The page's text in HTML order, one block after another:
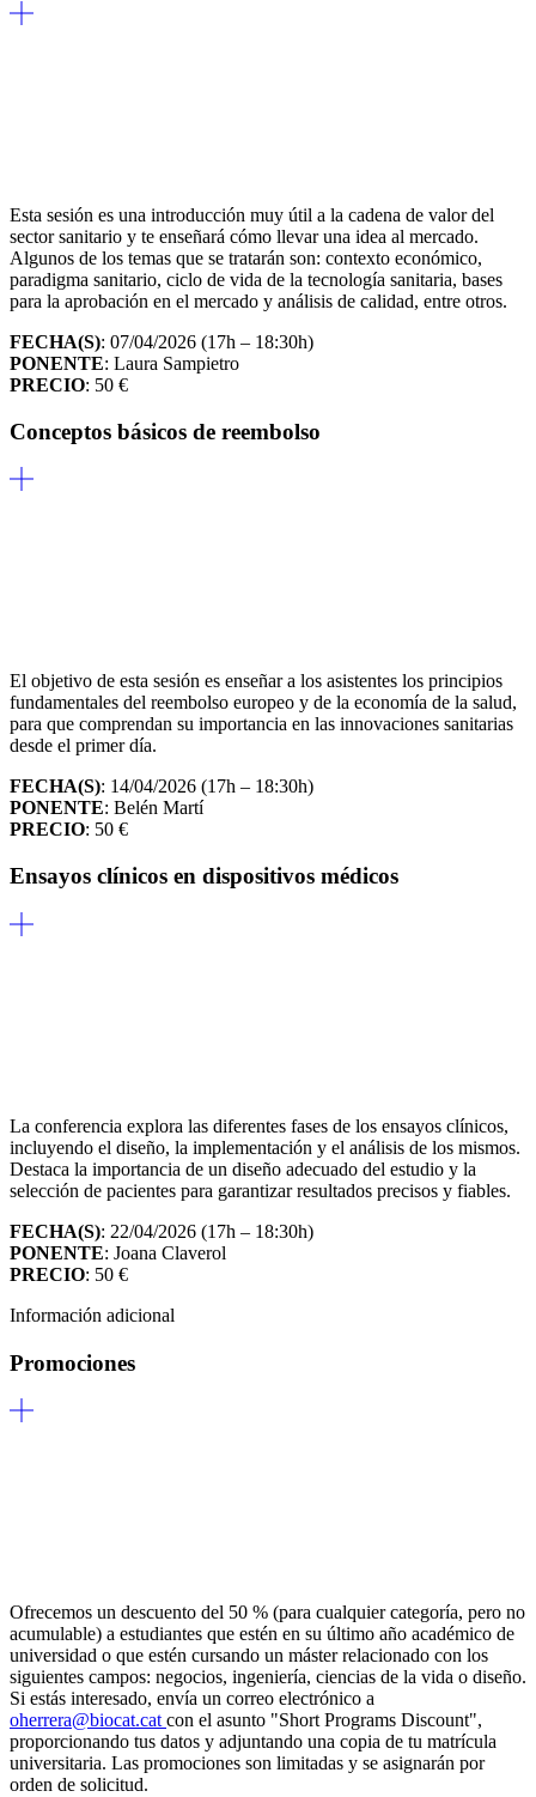
Esta sesión es una introducción muy útil a la cadena de valor del
sector sanitario y te enseñará cómo llevar una idea al mercado.
Algunos de los temas que se tratarán son: contexto económico,
paradigma sanitario, ciclo de vida de la tecnología sanitaria, bases
para la aprobación en el mercado y análisis de calidad, entre otros.
FECHA(S): 07/04/2026 (17h – 18:30h)
PONENTE: Laura Sampietro
PRECIO: 50 €
Conceptos básicos de reembolso
El objetivo de esta sesión es enseñar a los asistentes los principios
fundamentales del reembolso europeo y de la economía de la salud,
para que comprendan su importancia en las innovaciones sanitarias
desde el primer día.
FECHA(S): 14/04/2026 (17h – 18:30h)
PONENTE: Belén Martí
PRECIO: 50 €
Ensayos clínicos en dispositivos médicos
La conferencia explora las diferentes fases de los ensayos clínicos,
incluyendo el diseño, la implementación y el análisis de los mismos.
Destaca la importancia de un diseño adecuado del estudio y la
selección de pacientes para garantizar resultados precisos y fiables.
FECHA(S): 22/04/2026 (17h – 18:30h)
PONENTE: Joana Claverol
PRECIO: 50 €
Información adicional
Promociones
Ofrecemos un descuento del 50 % (para cualquier categoría, pero no
acumulable) a estudiantes que estén en su último año académico de
universidad o que estén cursando un máster relacionado con los
siguientes campos: negocios, ingeniería, ciencias de la vida o diseño.
Si estás interesado, envía un correo electrónico a
oherrera@biocat.catcon el asunto "Short Programs Discount",
proporcionando tus datos y adjuntando una copia de tu matrícula
universitaria. Las promociones son limitadas y se asignarán por
orden de solicitud.